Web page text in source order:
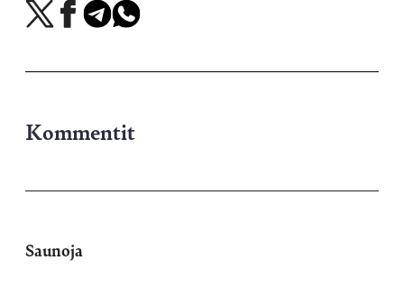
Jaa
X-
Jaa
Facebookissa
Jaa
Telegramissa
Jaa
WhatsAppissa
Kommentit
Saunoja